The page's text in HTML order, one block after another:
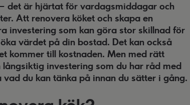
det är hjärtat för vardagsmiddagar och
Att renovera köket och skapa en
investering som kan göra stor skillnad för
värdet på din bostad. Det kan också
kommer till kostnaden. Men med rätt
investering som du har råd med
du kan tänka på innan du sätter i gång.